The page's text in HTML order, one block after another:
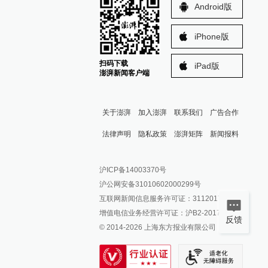
扫码下载
澎湃新闻客户端
Android版
iPhone版
iPad版
关于澎湃 加入澎湃 联系我们 广告合作
法律声明 隐私政策 澎湃矩阵
澎湃新闻公众号
澎湃新闻抖音号
派生万物开放平台
IP SHANGHAI
SIXTH TONE
新闻报料
报料邮箱: news@thepaper.cn
沪ICP备14003370号
沪公网安备31010602000299号
互联网新闻信息服务许可证：31120170006
增值电信业务经营许可证：沪B2-2017116
© 2014-2026 上海东方报业有限公司
反馈